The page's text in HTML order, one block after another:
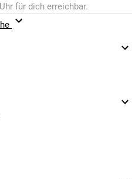
für dich erreichbar.